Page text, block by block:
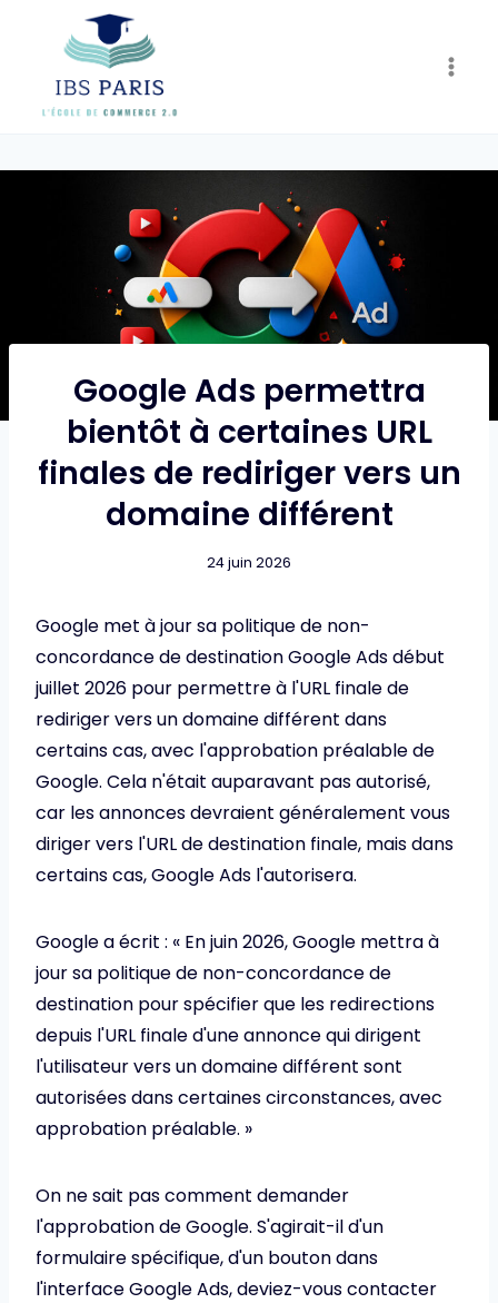
content
Google Ads permettra
bientôt à certaines URL
finales de rediriger vers un
domaine différent
24 juin 2026
Google met à jour sa politique de non-
concordance de destination Google Ads début
juillet 2026 pour permettre à l'URL finale de
rediriger vers un domaine différent dans
certains cas, avec l'approbation préalable de
Google. Cela n'était auparavant pas autorisé,
car les annonces devraient généralement vous
diriger vers l'URL de destination finale, mais dans
certains cas, Google Ads l'autorisera.
Google a écrit : « En juin 2026, Google mettra à
jour sa politique de non-concordance de
destination pour spécifier que les redirections
depuis l'URL finale d'une annonce qui dirigent
l'utilisateur vers un domaine différent sont
autorisées dans certaines circonstances, avec
approbation préalable. »
On ne sait pas comment demander
l'approbation de Google. S'agirait-il d'un
formulaire spécifique, d'un bouton dans
l'interface Google Ads, deviez-vous contacter